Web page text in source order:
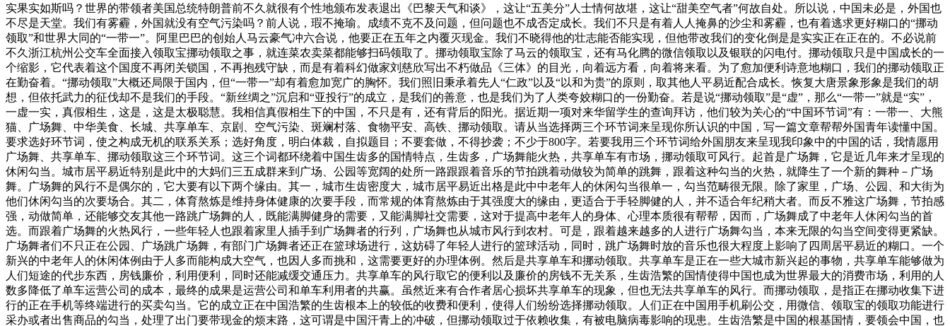
实果实如斯吗？世界的带领者美国总统特朗普前不久就很有个性地颁布发表退出《巴黎天气和谈》，这让“五美分”人士情何故堪，这让“甜美空气者”何故自处。所以说，中国未必是，外国也
不尽是天堂。我们有雾霾，外国就没有空气污染吗？前人说，瑕不掩瑜。成绩不克不及问题，但问题也不成否定成长。我们不只是有着人人掩鼻的沙尘和雾霾，也有着逃求更好糊口的“挪动
领取”和世界大同的“一带一”。阿里巴巴的创始人马云豪气冲六合说，他要正在五年之内覆灭现金。我们不晓得他的壮志能否能实现，但他带改我们的变化倒是是实实正在正在的。不必说前
不久浙江杭州公交车全面接入领取宝挪动领取之事，就连菜农卖菜都能够扫码领取了。挪动领取宝除了马云的领取宝，还有马化腾的微信领取以及银联的闪电付。挪动领取只是中国成长的一
个缩影，它代表着这个国度不再闭关锁国，不再抱残守缺，而是有着科幻做家刘慈欣写出不朽做品《三体》的目光，向着远方看，向着将来看。为了愈加便利诗意地糊口，我们的挪动领取正
在勤奋着。“挪动领取”大概还局限于国内，但“一带一”却有着愈加宽广的胸怀。我们照旧秉承着先人“仁政”以及“以和为贵”的原则，取其他人平易近配合成长。恢复大唐景象形象是我们的胡
想，但依托武力的征伐却不是我们的手段。“新丝绸之”沉启和“亚投行”的成立，是我们的善意，也是我们为了人类夸姣糊口的一份勤奋。若是说“挪动领取”是“虚”，那么“一带一”就是“实”，
一虚一实，真假相生，这是，这是太极聪慧。我相信真假相生下的中国，不只是有，还有背后的阳光。据近期一项对来华留学生的查询拜访，他们较为关心的“中国环节词”有：一带一、大熊
猫、广场舞、中华美食、长城、共享单车、京剧、空气污染、斑斓村落、食物平安、高铁、挪动领取。请从当选择两三个环节词来呈现你所认识的中国，写一篇文章帮帮外国青年读懂中国。
要求选好环节词，使之构成无机的联系关系；选好角度，明白体裁，自拟题目；不要套做，不得抄袭；不少于800字。若要我用三个环节词给外国朋友来呈现我印象中的中国的话，我情愿用
广场舞、共享单车、挪动领取这三个环节词。这三个词都环绕着中国生齿多的国情特点，生齿多，广场舞能火热，共享单车有市场，挪动领取可风行。起首是广场舞，它是近几年来才呈现的
休闲勾当。城市居平易近特别是此中的大妈们三五成群来到广场、公园等宽阔的处所一路跟跟着音乐的节拍跳着动做较为简单的跳舞，跟着这种勾当的火热，就降生了一个新的舞种－广场
舞。广场舞的风行不是偶尔的，它大要有以下两个缘由。其一，城市生齿密度大，城市居平易近出格是此中中老年人的休闲勾当很单一，勾当范畴很无限。除了家里，广场、公园、和大街为
他们休闲勾当的次要场合。其二，体育熬炼是维持身体健康的次要手段，而常规的体育熬炼由于其强度大的缘由，更适合于手轻脚健的人，并不适合年纪稍大者。而反不雅这广场舞，节拍感
强，动做简单，还能够交友其他一路跳广场舞的人，既能满脚健身的需要，又能满脚社交需要，这对于提高中老年人的身体、心理本质很有帮帮，因而，广场舞成了中老年人休闲勾当的首
选。而跟着广场舞的火热风行，一些年轻人也跟着家里人插手到广场舞者的行列，广场舞也从城市风行到农村。可是，跟着越来越多的人进行广场舞勾当，本来无限的勾当空间变得更紧缺。
广场舞者们不只正在公园、广场跳广场舞，有部门广场舞者还正在篮球场进行，这妨碍了年轻人进行的篮球活动，同时，跳广场舞时放的音乐也很大程度上影响了四周居平易近的糊口。一个
新兴的中老年人的休闲体例由于人多而能构成大空气，也因人多而挑和，这需要更好的办理体例。然后是共享单车和挪动领取。共享单车是正在一些大城市新兴起的事物，共享单车能够做为
人们短途的代步东西，房钱廉价，利用便利，同时还能减缓交通压力。共享单车的风行取它的便利以及廉价的房钱不无关系，生齿浩繁的国情使得中国也成为世界最大的消费市场，利用的人
数多降低了单车运营公司的成本，最终的成果是运营公司和单车利用者的共赢。虽然近来有合作者居心损坏共享单车的现象，但也无法共享单车的风行。而挪动领取，是指正在挪动收集下进
行的正在手机等终端进行的买卖勾当。它的成立正在中国浩繁的生齿根本上的较低的收费和便利，使得人们纷纷选择挪动领取。人们正在中国用手机刷公交，用微信、领取宝的领取功能进行
采办或者出售商品的勾当，处理了出门要带现金的烦末路，这可谓是中国汗青上的冲破，但挪动领取过于依赖收集，有被电脑病毒影响的现患。生齿浩繁是中国的根基国情，要领会中国，也